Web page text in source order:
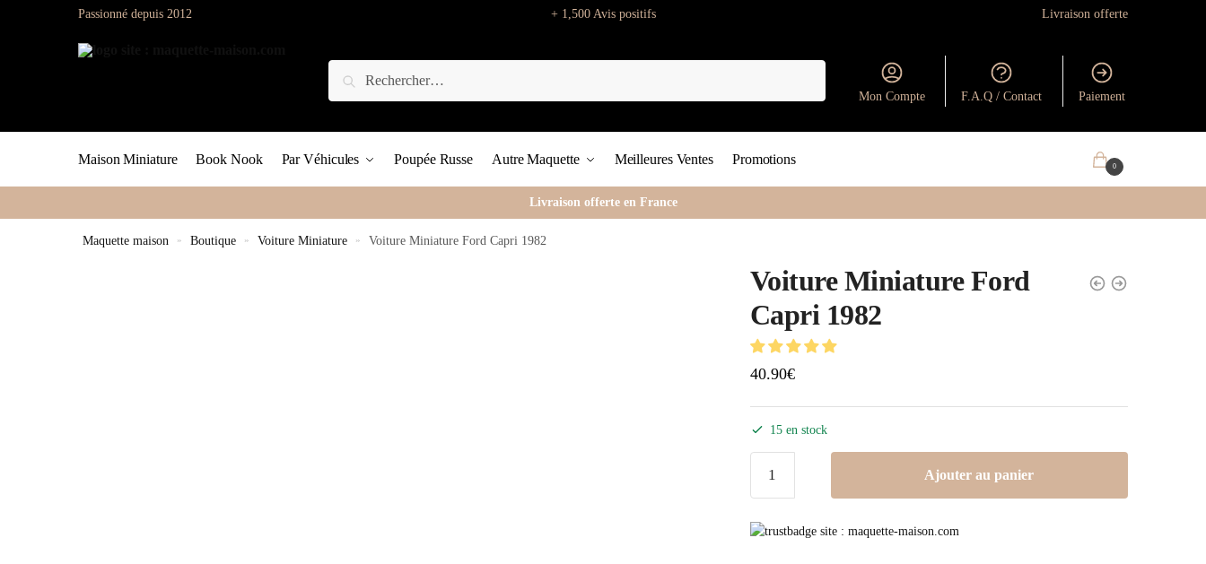
Passionné depuis 2012 + 1,500 Avis positifs Livraison offerte
Mon Compte F.A.Q / Contact Paiement
Maison Miniature Book Nook Par Véhicules Poupée Russe Autre Maquette Meilleures Ventes Promotions 0
Livraison offerte en France
Maquette maison » Boutique » Voiture Miniature » Voiture Miniature Ford Capri 1982
Voiture Miniature Ford
Capri 1982
40.90€
15 en stock
Ajouter au panier